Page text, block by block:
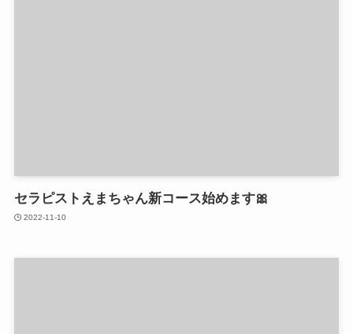
セラピストえまちゃん新コース始めます🎀
2022-11-10